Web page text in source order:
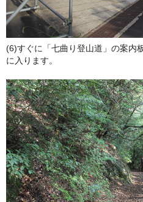
(6)すぐに「七曲り登山道」の案内
に入ります。